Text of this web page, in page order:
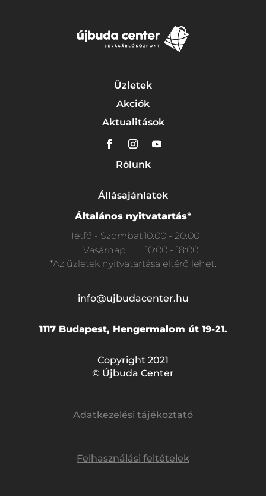
Üzletek
Akciók
Aktualitások
Rólunk
Állásajánlatok
Általános nyitvatartás*
Hétfő - Szombat10:00 - 20:00
Vasárnap
10:00 - 18:00
*Az üzletek nyitvatartása eltérő lehet.
info@ujbudacenter.hu
1117 Budapest, Hengermalom út 19-21.
Copyright 2021
© Újbuda Center
Adatkezelési tájékoztató
Felhasználási feltételek